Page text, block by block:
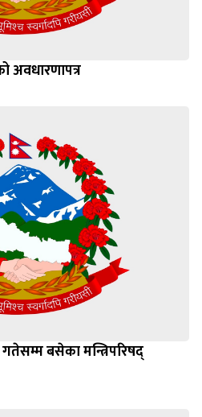
अवधारणापत्र
बसेका मन्त्रिपरिषद्